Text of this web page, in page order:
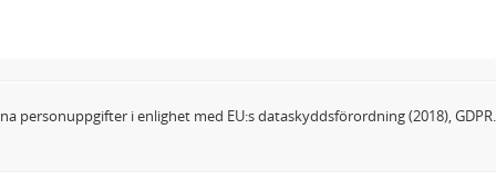
personuppgifter i enlighet med EU:s dataskyddsförordning (2018), GDPR.